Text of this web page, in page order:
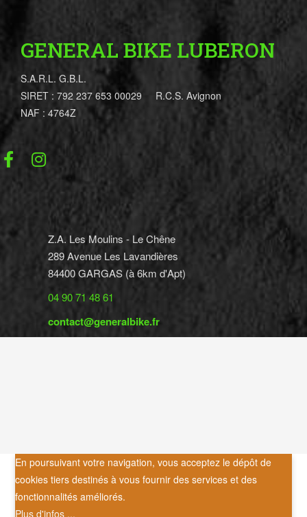
GENERAL BIKE LUBERON
S.A.R.L. G.B.L.
SIRET : 792 237 653 00029 R.C.S. Avignon
NAF : 4764Z
Z.A. Les Moulins - Le Chêne
289 Avenue Les Lavandières
84400 GARGAS (à 6km d'Apt)
04 90 71 48 61
contact@generalbike.fr
En poursuivant votre navigation, vous acceptez le dépôt de
cookies tiers destinés à vous fournir des services et des
fonctionnalités améliorés.
Plus d'infos ...